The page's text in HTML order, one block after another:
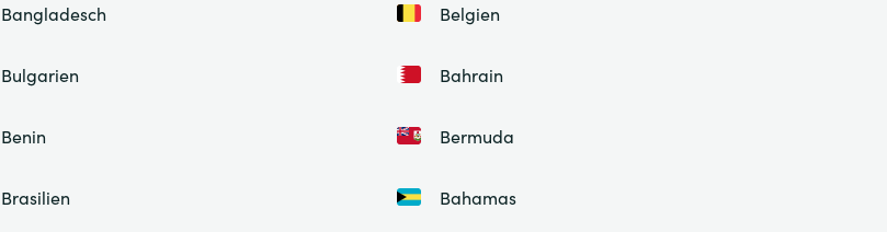
Bangladesch Belgien
Bulgarien Bahrain
Benin Bermuda
Brasilien Bahamas